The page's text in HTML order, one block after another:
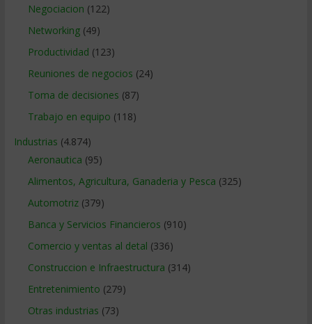
Negociacion (122)
Networking(49)
Productividad (123)
Reuniones de negocios (24)
Toma de decisiones (87)
Trabajo en equipo (118)
Industrias (4.874)
Aeronautica (95)
Alimentos, Agricultura, Ganaderia y Pesca (325)
Automotriz(379)
Banca y Servicios Financieros (910)
Comercio y ventas al detal (336)
Construccion e Infraestructura (314)
Entretenimiento (279)
Otras industrias (73)